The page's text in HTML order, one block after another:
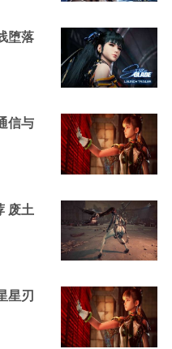
堕落
信与
废土
星刃